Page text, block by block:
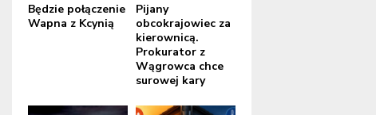
Będzie połączenie
Wapna z Kcynią
Pijany
obcokrajowiec za
kierownicą.
Prokurator z
Wągrowca chce
surowej kary